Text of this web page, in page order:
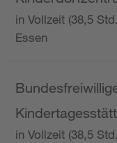
in Vollzeit (38,5
Essen
in Vollzeit (38,5